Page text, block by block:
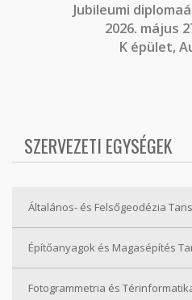
Jubileumi
2026. május
K épület,
SZERVEZETI EGYSÉGEK
Általános- és Felsőgeodézia
Építőanyagok és Magasépítés
Fotogrammetria és